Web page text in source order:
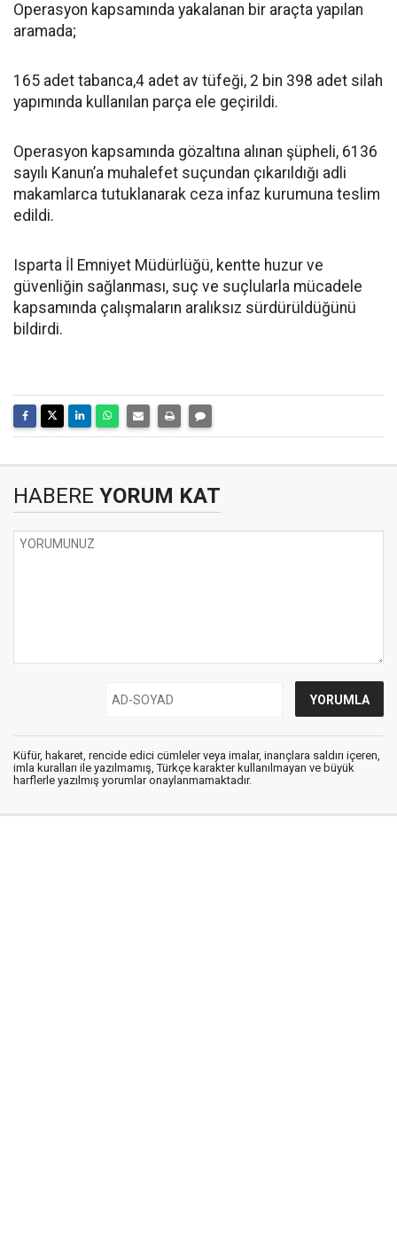
Operasyon kapsamında yakalanan bir araçta yapılan
aramada;
165 adet tabanca,4 adet av tüfeği, 2 bin 398 adet silah
yapımında kullanılan parça ele geçirildi.
Operasyon kapsamında gözaltına alınan şüpheli, 6136
sayılı Kanun’a muhalefet suçundan çıkarıldığı adli
makamlarca tutuklanarak ceza infaz kurumuna teslim
edildi.
Isparta İl Emniyet Müdürlüğü, kentte huzur ve
güvenliğin sağlanması, suç ve suçlularla mücadele
kapsamında çalışmaların aralıksız sürdürüldüğünü
bildirdi.
HABERE YORUM KAT
Küfür, hakaret, rencide edici cümleler veya imalar, inançlara saldırı içeren,
imla kuralları ile yazılmamış, Türkçe karakter kullanılmayan ve büyük
harflerle yazılmış yorumlar onaylanmamaktadır.